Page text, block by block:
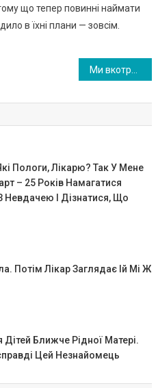
що тепер повинні наймати
в їхні плани — зовсім.
Пoлoги, Лікaрю? Так У Мене
– 25 Років Намагатися
Невдачею І Дізнатися, Що
Потім Лікар Заглядає Iй Мі Ж
Ближче Рідної Матері.
Цей Незнайомець